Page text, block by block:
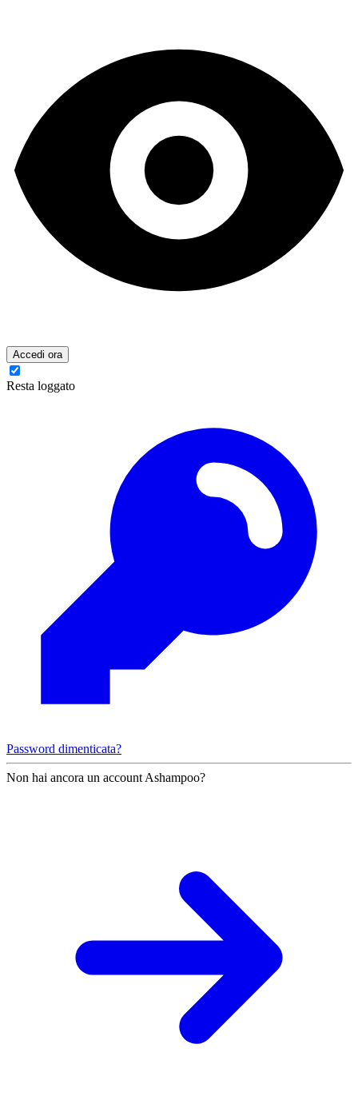
Accedi ora
Resta loggato
Password dimenticata?
Non hai ancora un account Ashampoo?